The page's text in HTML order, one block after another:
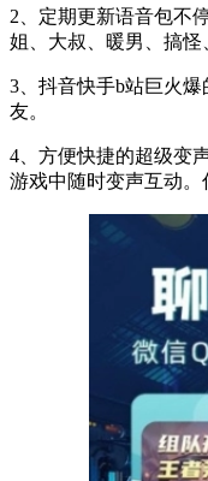
2、定期更新语音包不
姐、大叔、暖男、搞怪
3、抖音快手b站巨火
友。
4、方便快捷的超级变
游戏中随时变声互动。